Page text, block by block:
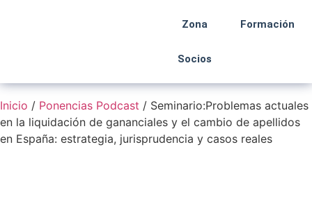
Zona
Socios
Formación
Inicio / Ponencias Podcast / Seminario:Problemas actuales
en la liquidación de gananciales y el cambio de apellidos
en España: estrategia, jurisprudencia y casos reales